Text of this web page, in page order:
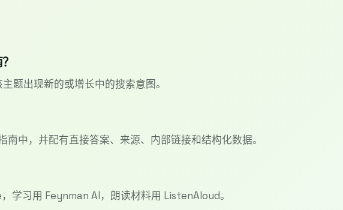
题出现新的或增长中的搜索意图。
南中，并配有直接答案、来源、内部链接和结构化数据。
学习用 Feynman AI，朗读材料用 ListenAloud。